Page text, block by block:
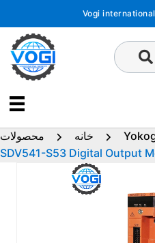
محتوا
Vogi
خانه محصولات
SDV541-S53 Digital Output